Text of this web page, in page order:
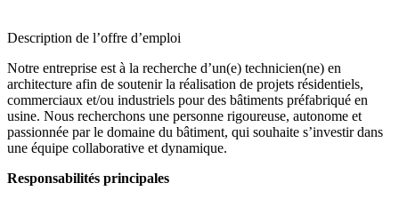
Description de l’offre d’emploi
Notre entreprise est à la recherche d’un(e) technicien(ne) en
architecture afin de soutenir la réalisation de projets résidentiels,
commerciaux et/ou industriels pour des bâtiments préfabriqué en
usine. Nous recherchons une personne rigoureuse, autonome et
passionnée par le domaine du bâtiment, qui souhaite s’investir dans
une équipe collaborative et dynamique.
Responsabilités principales